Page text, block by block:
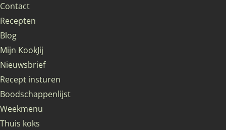
Contact
Recepten
Blog
Mijn KookJij
Nieuwsbrief
Recept insturen
Boodschappenlijst
Weekmenu
Thuis koks